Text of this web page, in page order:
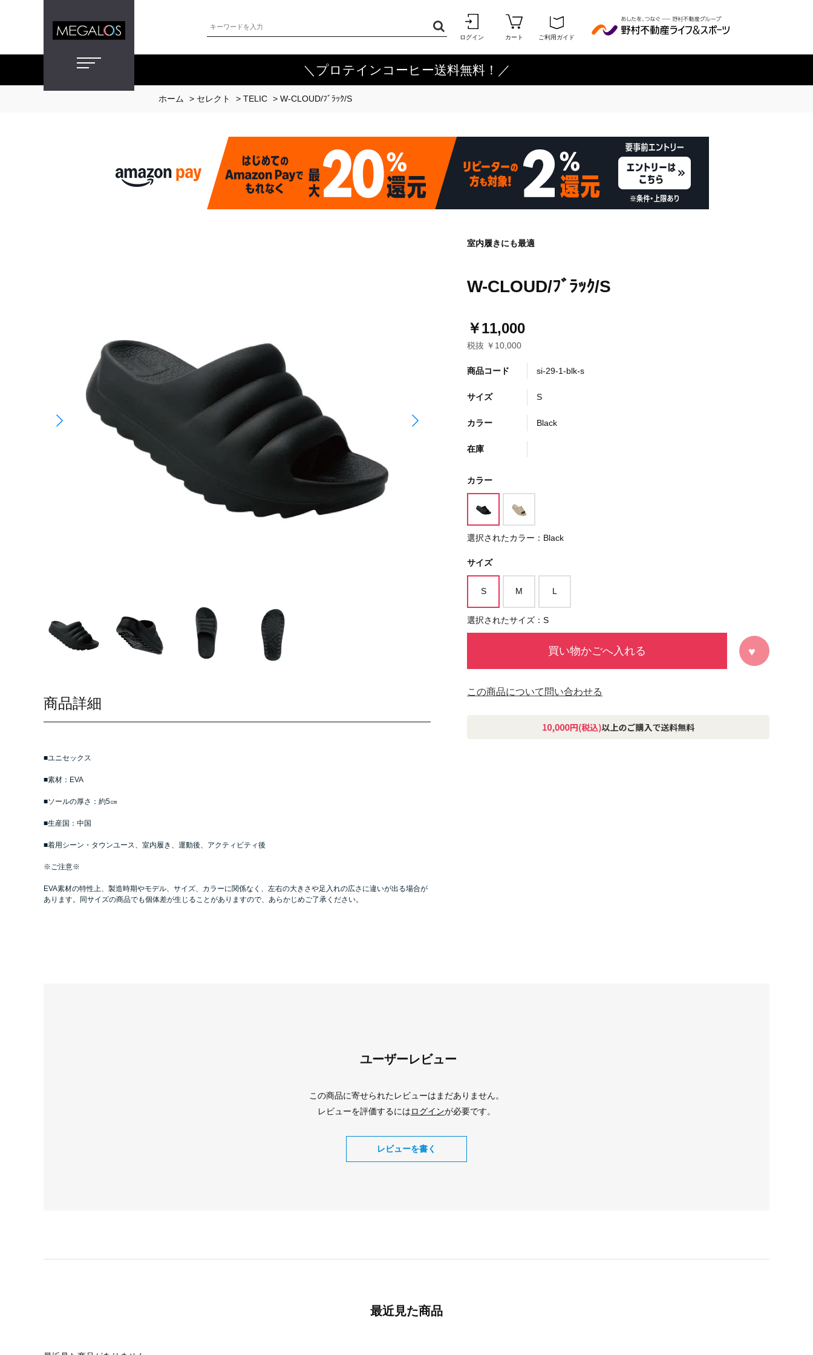
ログイン カート ご利用ガイド
＼プロテインコーヒー送料無料！／
ホーム > セレクト > TELIC > W-CLOUD/ﾌﾞﾗｯｸ/S
商品詳細
■ユニセックス
■素材：EVA
■ソールの厚さ：約5㎝
■生産国：中国
■着用シーン・タウンユース、室内履き、運動後、アクティビティ後
※ご注意※
EVA素材の特性上、製造時期やモデル、サイズ、カラーに関係なく、左右の大きさや足入れの広さに違いが出る場合が
あります。同サイズの商品でも個体差が生じることがありますので、あらかじめご了承ください。
室内履きにも最適
W-CLOUD/ﾌﾞﾗｯｸ/S
￥11,000
税抜 ￥10,000
商品コード si-29-1-blk-s
サイズ S
カラー Black
在庫
カラー
選択されたカラー：Black
サイズ
S M L
選択されたサイズ：S
買い物かごへ入れる
この商品について問い合わせる
ユーザーレビュー
この商品に寄せられたレビューはまだありません。
レビューを評価するにはログインが必要です。
レビューを書く
最近見た商品